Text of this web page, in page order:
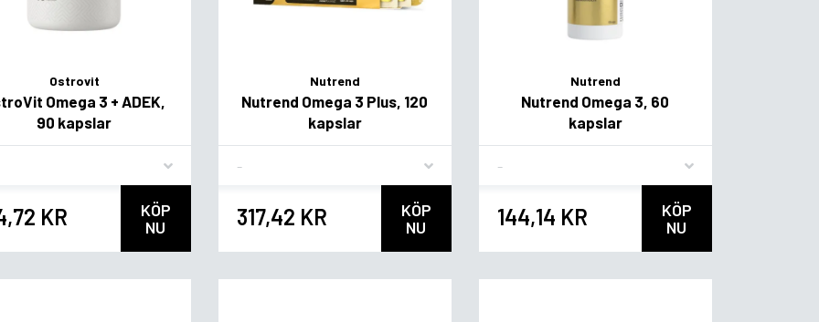
Ostrovit
Omega 3 + ADEK,
90 kapslar
KR
KÖP
NU
Nutrend
Nutrend Omega 3 Plus, 120
kapslar
317,42 KR
KÖP
NU
Nutrend
Nutrend Omega 3, 60
kapslar
144,14 KR
KÖP
NU